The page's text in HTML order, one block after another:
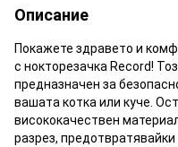
Описание
Покажете здравето и
с нокторезачка Record!
предназначен за
вашата котка или куче.
висококачествен
разрез,